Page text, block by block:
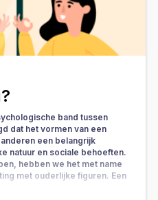
band tussen
dat het vormen van een
een belangrijk
natuur en sociale behoeften.
hebben we het met name
met ouderlijke figuren. Een